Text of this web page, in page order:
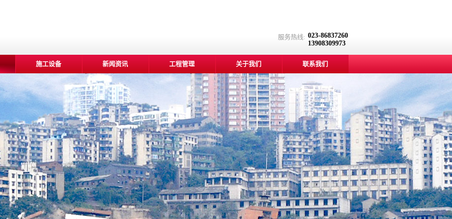
服务热线: 023-86837260
13908309973
施工设备 新闻资讯 工程管理 关于我们 联系我们